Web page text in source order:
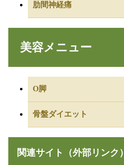
肋間神経痛
美容メニュー
O脚
骨盤ダイエット
関連サイト（外部リンク）